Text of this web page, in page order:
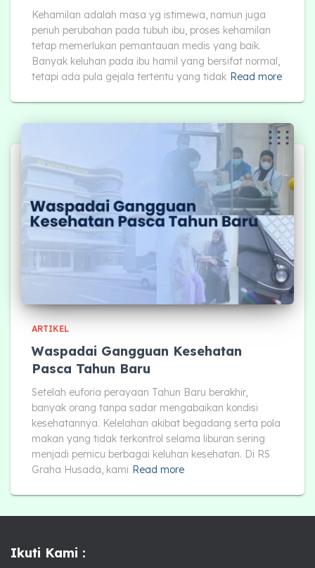
Kehamilan adalah masa yg istimewa, namun juga
penuh perubahan pada tubuh ibu, proses kehamilan
tetap memerlukan pemantauan medis yang baik.
Banyak keluhan pada ibu hamil yang bersifat normal,
tetapi ada pula gejala tertentu yang tidak Read more
ARTIKEL
Waspadai Gangguan Kesehatan
Pasca Tahun Baru
Setelah euforia perayaan Tahun Baru berakhir,
banyak orang tanpa sadar mengabaikan kondisi
kesehatannya. Kelelahan akibat begadang serta pola
makan yang tidak terkontrol selama liburan sering
menjadi pemicu berbagai keluhan kesehatan. Di RS
Graha Husada, kami Read more
Ikuti Kami :